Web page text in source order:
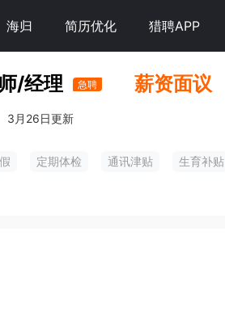
海归 简历优化 猎聘APP
/经理 急聘 薪资面议
3月26日更新
定期体检 通讯津贴 生育补贴